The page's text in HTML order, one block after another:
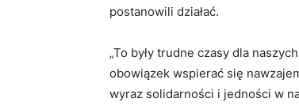
postanowili działać.
„To były trudne czasy dla
obowiązek wspierać się
wyraz solidarności i jedności w